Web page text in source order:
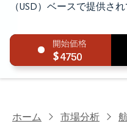
（USD）ベースで提供され
4750
ホーム 市場分析